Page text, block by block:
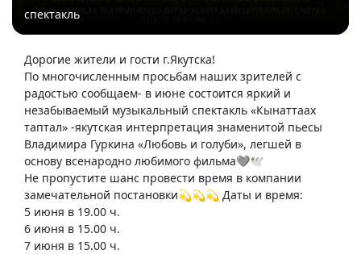
спектакль
Дорогие жители и гости г.Якутска!
По многочисленным просьбам наших зрителей с
радостью сообщаем- в июне состоится яркий и
незабываемый музыкальный спектакль «Кынаттаах
таптал» -якутская интерпретация знаменитой пьесы
Владимира Гуркина «Любовь и голуби», легшей в
основу всенародно любимого фильма🩶🕊️
Не пропустите шанс провести время в компании
замечательной постановки💫💫💫 Даты и время:
5 июня в 19.00 ч.
6 июня в 15.00 ч.
7 июня в 15.00 ч.